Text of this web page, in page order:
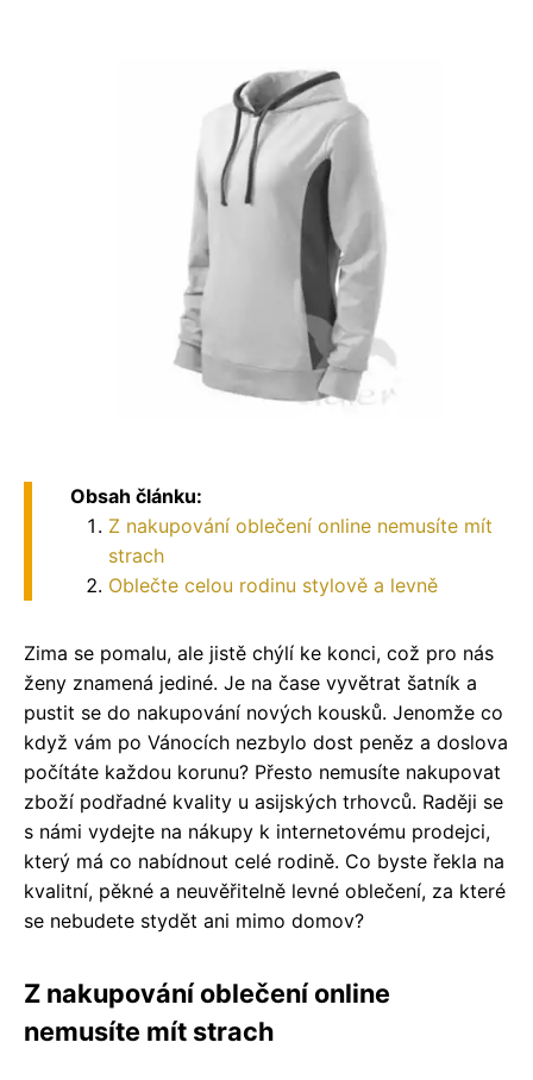
Obsah článku:
Z nakupování oblečení online nemusíte mít
strach
Oblečte celou rodinu stylově a levně
Zima se pomalu, ale jistě chýlí ke konci, což pro nás
ženy znamená jediné. Je na čase vyvětrat šatník a
pustit se do nakupování nových kousků. Jenomže co
když vám po Vánocích nezbylo dost peněz a doslova
počítáte každou korunu? Přesto nemusíte nakupovat
zboží podřadné kvality u asijských trhovců. Raději se
s námi vydejte na nákupy k internetovému prodejci,
který má co nabídnout celé rodině. Co byste řekla na
kvalitní, pěkné a neuvěřitelně levné oblečení, za které
se nebudete stydět ani mimo domov?
Z nakupování oblečení online
nemusíte mít strach